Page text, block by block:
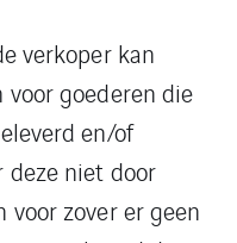
verkoper kan
goederen die
en/of
deze niet door
zover er geen